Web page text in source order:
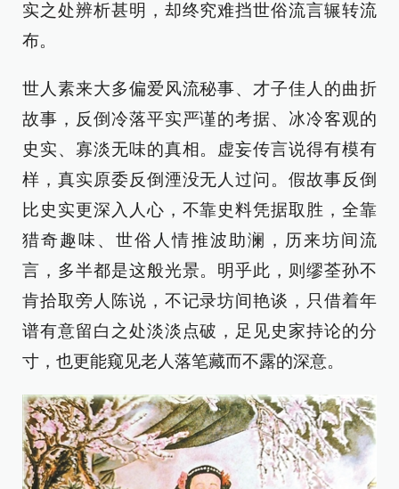
实之处辨析甚明，却终究难挡世俗流言辗转流
布。
世人素来大多偏爱风流秘事、才子佳人的曲折
故事，反倒冷落平实严谨的考据、冰冷客观的
史实、寡淡无味的真相。虚妄传言说得有模有
样，真实原委反倒湮没无人过问。假故事反倒
比史实更深入人心，不靠史料凭据取胜，全靠
猎奇趣味、世俗人情推波助澜，历来坊间流
言，多半都是这般光景。明乎此，则缪荃孙不
肯拾取旁人陈说，不记录坊间艳谈，只借着年
谱有意留白之处淡淡点破，足见史家持论的分
寸，也更能窥见老人落笔藏而不露的深意。